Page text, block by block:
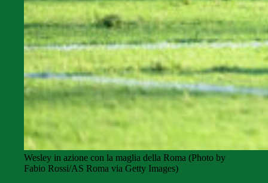
Wesley in azione con la maglia della Roma (Photo by
Fabio Rossi/AS Roma via Getty Images)